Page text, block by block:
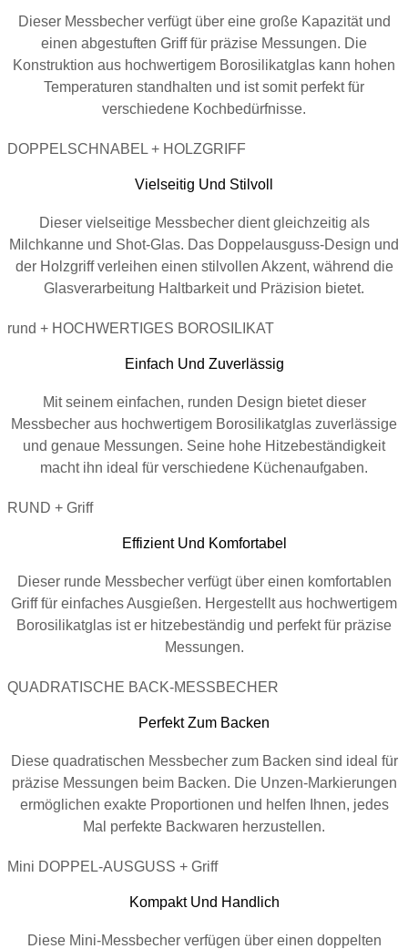
Dieser Messbecher verfügt über eine große Kapazität und
einen abgestuften Griff für präzise Messungen. Die
Konstruktion aus hochwertigem Borosilikatglas kann hohen
Temperaturen standhalten und ist somit perfekt für
verschiedene Kochbedürfnisse.
DOPPELSCHNABEL + HOLZGRIFF
Vielseitig Und Stilvoll
Dieser vielseitige Messbecher dient gleichzeitig als
Milchkanne und Shot-Glas. Das Doppelausguss-Design und
der Holzgriff verleihen einen stilvollen Akzent, während die
Glasverarbeitung Haltbarkeit und Präzision bietet.
rund + HOCHWERTIGES BOROSILIKAT
Einfach Und Zuverlässig
Mit seinem einfachen, runden Design bietet dieser
Messbecher aus hochwertigem Borosilikatglas zuverlässige
und genaue Messungen. Seine hohe Hitzebeständigkeit
macht ihn ideal für verschiedene Küchenaufgaben.
RUND + Griff
Effizient Und Komfortabel
Dieser runde Messbecher verfügt über einen komfortablen
Griff für einfaches Ausgießen. Hergestellt aus hochwertigem
Borosilikatglas ist er hitzebeständig und perfekt für präzise
Messungen.
QUADRATISCHE BACK-MESSBECHER
Perfekt Zum Backen
Diese quadratischen Messbecher zum Backen sind ideal für
präzise Messungen beim Backen. Die Unzen-Markierungen
ermöglichen exakte Proportionen und helfen Ihnen, jedes
Mal perfekte Backwaren herzustellen.
Mini DOPPEL-AUSGUSS + Griff
Kompakt Und Handlich
Diese Mini-Messbecher verfügen über einen doppelten